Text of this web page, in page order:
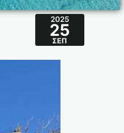
2025
25
ΣΕΠ